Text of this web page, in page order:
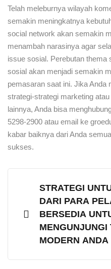
Telah meleburnya wilayah
semakin meningkatnya
social network akan semakin
menambah narasinya agar
issue sosial. Perebutan thema
sosial akan menjadi semakin
pemasaran saat ini. Jika Anda
strategi-strategi marketing
lainnya, Anda bisa
5298-2900 atau email ke
kabar baiknya dari Anda
sukses.
STRATEGI
DARI PARA
BERSEDIA
MENGUNJUNGI
MODERN ANDA